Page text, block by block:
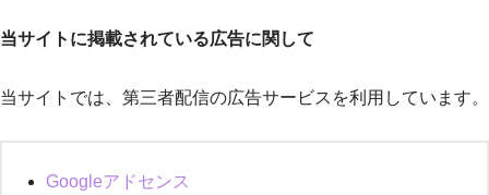
当サイトに掲載されている広告に関して
当サイトでは、第三者配信の広告サービスを利用しています。
Googleアドセンス